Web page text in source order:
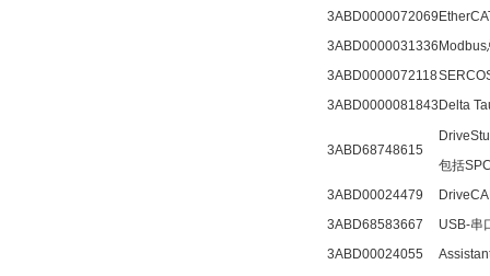
3ABD0000072069
3ABD0000031336
3ABD0000072118
3ABD0000081843 Delta
3ABD68748615
包括
3ABD00024479
3ABD68583667
USB-串
3ABD00024055